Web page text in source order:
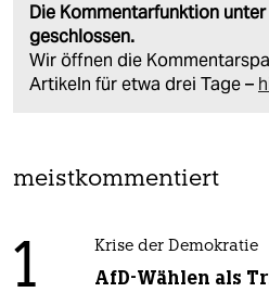
Die Kommentarfunktion
geschlossen.
Wir öffnen die
Artikeln für etwa drei Tage –
meistkommentiert
1 Krise der Demokratie
AfD-Wählen als